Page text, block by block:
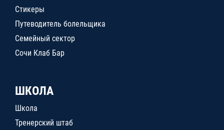
Стикеры
Путеводитель болельщика
Семейный сектор
Сочи Клаб Бар
ШКОЛА
Школа
Тренерский штаб